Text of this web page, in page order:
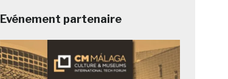
Evénement partenaire